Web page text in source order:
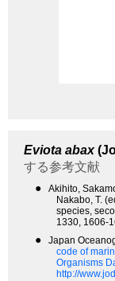
Eviota abax
する参考文献
●
Akihito,
Nakabo, T.
species,
1330, 1606-
● Japan
code of
Organisms
http://